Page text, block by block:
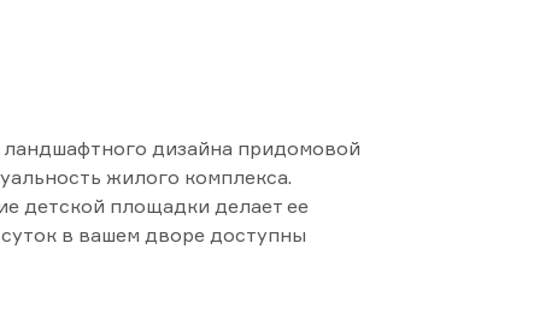
дизайна придомовой
жилого комплекса.
детской площадки делает ее
в вашем дворе доступны